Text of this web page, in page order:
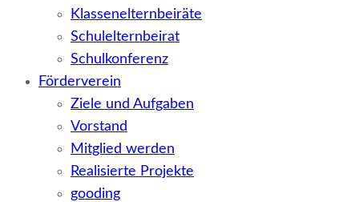
Klassenelternbeiräte
Schulelternbeirat
Schulkonferenz
Förderverein
Ziele und Aufgaben
Vorstand
Mitglied werden
Realisierte Projekte
gooding